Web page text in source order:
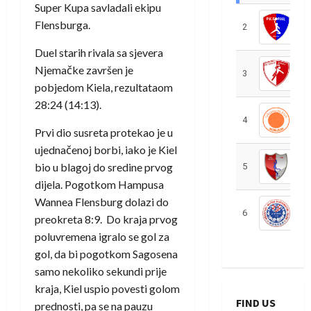
Super Kupa savladali ekipu
Flensburga.
Duel starih rivala sa sjevera
Njemačke završen je
pobjedom Kiela, rezultataom
28:24 (14:13).
Prvi dio susreta protekao je u
ujednačenoj borbi, iako je Kiel
bio u blagoj do sredine prvog
dijela. Pogotkom Hampusa
Wannea Flensburg dolazi do
preokreta 8:9. Do kraja prvog
poluvremena igralo se gol za
gol, da bi pogotkom Sagosena
samo nekoliko sekundi prije
kraja, Kiel uspio povesti golom
prednosti, pa se na pauzu
2
3
4
5
6
FIND US